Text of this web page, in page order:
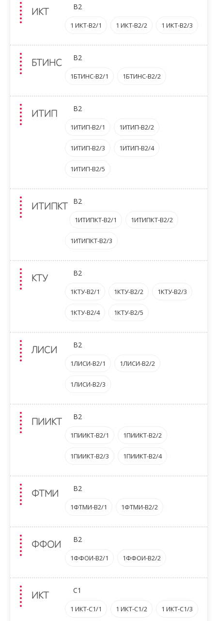
ИКТ
B2
1 ИКТ-B2/1 1 ИКТ-B2/2 1 ИКТ-B2/3
БТИНС
B2
1БТИНС-B2/1 1БТИНС-B2/2
ИТИП
B2
1ИТИП-B2/1 1ИТИП-B2/2
1ИТИП-B2/3 1ИТИП-B2/4
1ИТИП-B2/5
ИТИПКТ
B2
1ИТИПКТ-B2/1 1ИТИПКТ-B2/2
1ИТИПКТ-B2/3
КТУ
B2
1КТУ-B2/1 1КТУ-B2/2 1КТУ-B2/3
1КТУ-B2/4 1КТУ-B2/5
ЛИСИ
B2
1ЛИСИ-B2/1 1ЛИСИ-B2/2
1ЛИСИ-B2/3
ПИИКТ
B2
1ПИИКТ-B2/1 1ПИИКТ-B2/2
1ПИИКТ-B2/3 1ПИИКТ-B2/4
ФТМИ
B2
1ФТМИ-B2/1 1ФТМИ-B2/2
ФФОИ
B2
1ФФОИ-B2/1 1ФФОИ-B2/2
ИКТ
C1
1 ИКТ-C1/1 1 ИКТ-C1/2 1 ИКТ-C1/3